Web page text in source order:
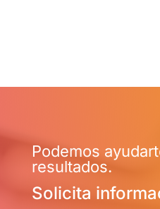
Podemos
resultados.
Solicita